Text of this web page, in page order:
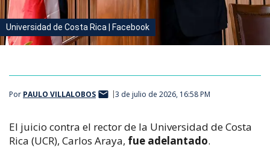
Universidad de Costa Rica | Facebook
Por PAULO VILLALOBOS 3 de julio de 2026, 16:58 PM
El juicio contra el rector de la Universidad de Costa
Rica (UCR), Carlos Araya, fue adelantado.